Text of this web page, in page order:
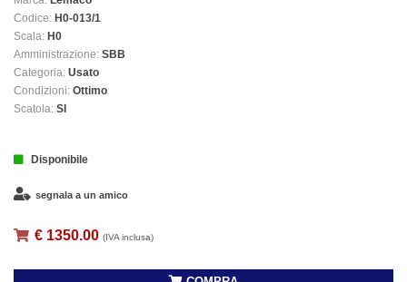
Codice: H0-013/1
Scala: H0
Amministrazione: SBB
Categoria: Usato
Condizioni: Ottimo
Scatola: SI
Disponibile
segnala a un amico
€ 1350.00 (IVA inclusa)